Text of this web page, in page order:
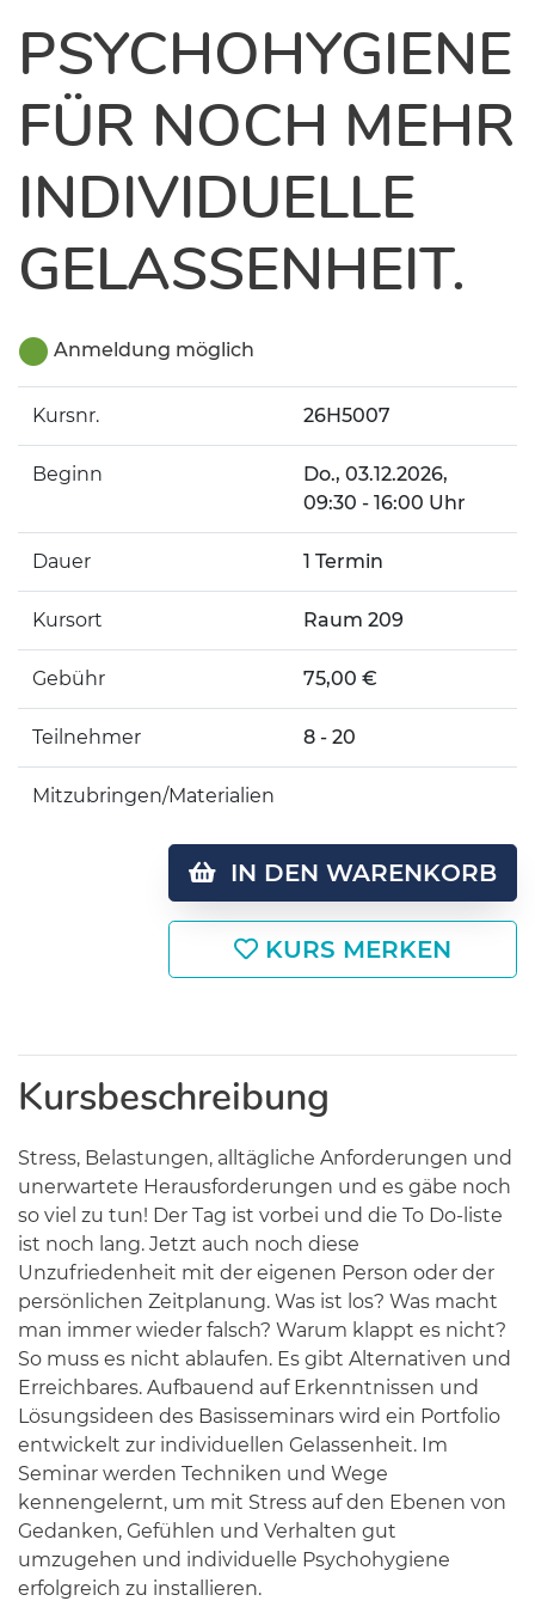
PSYCHOHYGIENE
FÜR NOCH MEHR
INDIVIDUELLE
GELASSENHEIT.
Anmeldung möglich
Kursnr. 26H5007
Beginn Do., 03.12.2026,
09:30 - 16:00 Uhr
Dauer 1 Termin
Kursort Raum 209
Gebühr 75,00 €
Teilnehmer 8 - 20
Mitzubringen/Materialien
IN DEN WARENKORB
KURS MERKEN
Kursbeschreibung
Stress, Belastungen, alltägliche Anforderungen und
unerwartete Herausforderungen und es gäbe noch
so viel zu tun! Der Tag ist vorbei und die To Do-liste
ist noch lang. Jetzt auch noch diese
Unzufriedenheit mit der eigenen Person oder der
persönlichen Zeitplanung. Was ist los? Was macht
man immer wieder falsch? Warum klappt es nicht?
So muss es nicht ablaufen. Es gibt Alternativen und
Erreichbares. Aufbauend auf Erkenntnissen und
Lösungsideen des Basisseminars wird ein Portfolio
entwickelt zur individuellen Gelassenheit. Im
Seminar werden Techniken und Wege
kennengelernt, um mit Stress auf den Ebenen von
Gedanken, Gefühlen und Verhalten gut
umzugehen und individuelle Psychohygiene
erfolgreich zu installieren.